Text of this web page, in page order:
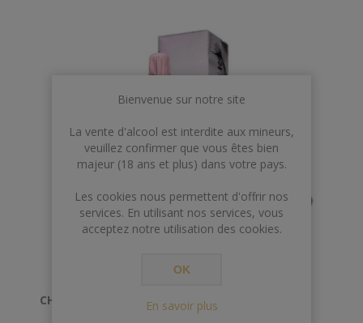
foudres de chêne durant 2 à 5 années.
CHAMPAGNE ROEDERER ROSE 2014
Bienvenue sur notre site
La vente d'alcool est interdite aux mineurs,
veuillez confirmer que vous êtes bien
majeur (18 ans et plus) dans votre pays.
Les cookies nous permettent d'offrir nos
services. En utilisant nos services, vous
acceptez notre utilisation des cookies.
OK
En savoir plus